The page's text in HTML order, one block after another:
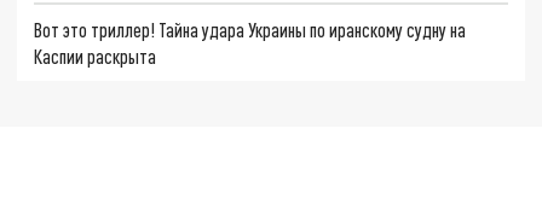
Вот это триллер! Тайна удара Украины по иранскому судну на
Каспии раскрыта